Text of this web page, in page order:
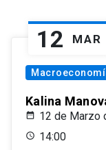
12 MAR
Kalina
12 de Marzo
14:00